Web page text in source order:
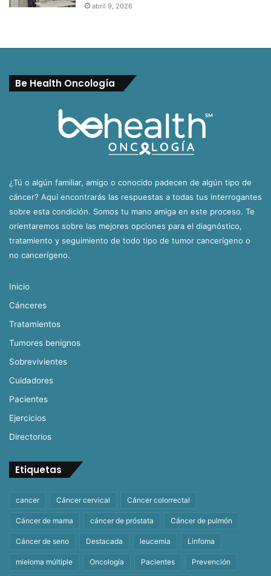
abril 9, 2026
Be Health Oncología
¿Tú o algún familiar, amigo o conocido padecen de algún tipo de
cáncer? Aquí encontrarás las respuestas a todas tus interrogantes
sobre esta condición. Somos tu mano amiga en este proceso. Te
orientaremos sobre las mejores opciones para el diagnóstico,
tratamiento y seguimiento de todo tipo de tumor cancerígeno o
no cancerígeno.
Inicio
Cánceres
Tratamientos
Tumores benignos
Sobrevivientes
Cuidadores
Pacientes
Ejercicios
Directorios
Etiquetas
cancer Cáncer cervical Cáncer colorrectal
Cáncer de mama cáncer de próstata Cáncer de pulmón
Cáncer de seno Destacada leucemia Linfoma
mieloma múltiple Oncología Pacientes Prevención